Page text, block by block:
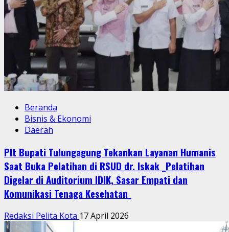
Beranda
Bisnis & Ekonomi
Daerah
Plt Bupati Tulungagung Tekankan Layanan Humanis
Saat Buka Pelatihan di RSUD dr. Iskak _Pelatihan
Digelar di Auditorium IDIK, Sasar Empati dan
Komunikasi Tenaga Kesehatan_
Redaksi Pelita Kota 17 April 2026